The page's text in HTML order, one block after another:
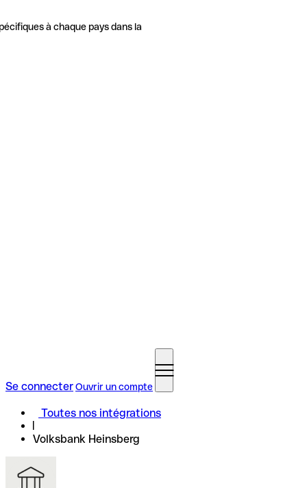
à chaque pays dans la
Se connecterOuvrir un compte
Toutes nos intégrations
Volksbank Heinsberg